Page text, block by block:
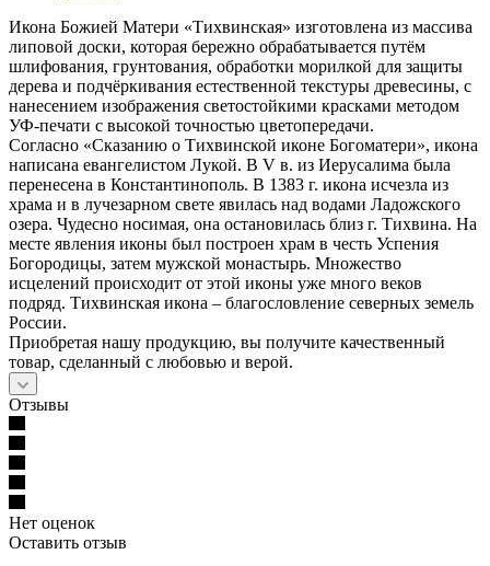
Икона Божией Матери «Тихвинская» изготовлена из массива
липовой доски, которая бережно обрабатывается путём
шлифования, грунтования, обработки морилкой для защиты
дерева и подчёркивания естественной текстуры древесины, с
нанесением изображения светостойкими красками методом
УФ-печати с высокой точностью цветопередачи.
Согласно «Сказанию о Тихвинской иконе Богоматери», икона
написана евангелистом Лукой. В V в. из Иерусалима была
перенесена в Константинополь. В 1383 г. икона исчезла из
храма и в лучезарном свете явилась над водами Ладожского
озера. Чудесно носимая, она остановилась близ г. Тихвина. На
месте явления иконы был построен храм в честь Успения
Богородицы, затем мужской монастырь. Множество
исцелений происходит от этой иконы уже много веков
подряд. Тихвинская икона – благословление северных земель
России.
Приобретая нашу продукцию, вы получите качественный
товар, сделанный с любовью и верой.
Отзывы
Нет оценок
Оставить отзыв